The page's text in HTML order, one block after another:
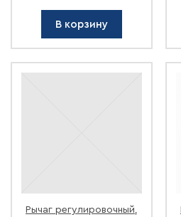
В корзину
Рычаг регулировочный,